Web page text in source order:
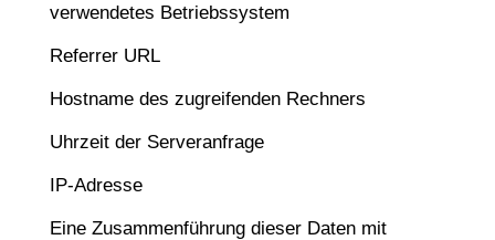
verwendetes Betriebssystem
Referrer URL
Hostname des zugreifenden Rechners
Uhrzeit der Serveranfrage
IP-Adresse
Eine Zusammenführung dieser Daten mit